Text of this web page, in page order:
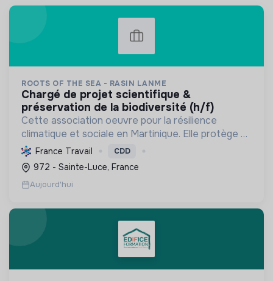
ROOTS OF THE SEA - RASIN LANME
chargé de projet scientifique &
préservation de la biodiversité (h/f)
Cette association oeuvre pour la résilience
climatique et sociale en Martinique. Elle protège et
restaure les écosystèmes marins et côtiers,
sensibilise le public et mobilise les citoyens pour un
aven...
France Travail CDD
972 - Sainte-Luce, France
Aujourd'hui